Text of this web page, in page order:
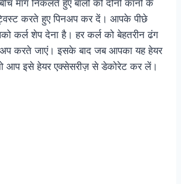
मांग निकलते हुए बालों को दोनों कानों के
करते हुए पिनअप कर दें। आपके पीछे
कर्ल शेप देना है। हर कर्ल को बेहतरीन ढंग
करते जाएं। इसके बाद जब आपका यह हेयर
आप इसे हेयर एक्सेसरीज़ से डेकोरेट कर लें।